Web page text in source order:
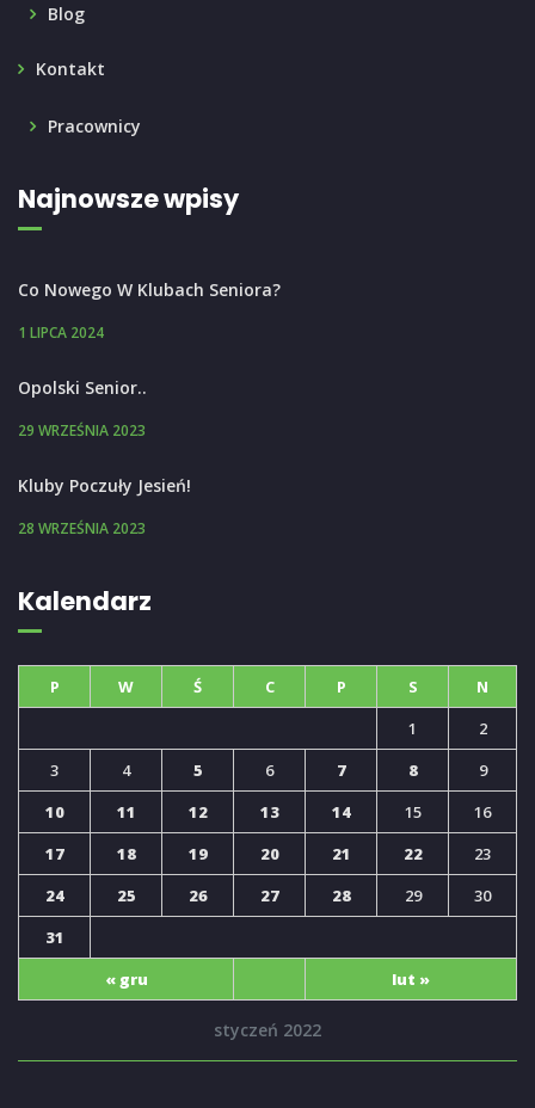
Blog
Kontakt
Pracownicy
Najnowsze wpisy
Co Nowego W Klubach Seniora?
1 LIPCA 2024
Opolski Senior..
29 WRZEŚNIA 2023
Kluby Poczuły Jesień!
28 WRZEŚNIA 2023
Kalendarz
styczeń 2022
P W Ś C P S N
« gru lut »
1
2
3
4 5 6 7 8
9
10
11 12 13 14 15
16
17
18 19 20 21 22
23
24
25 26 27 28 29
30
31